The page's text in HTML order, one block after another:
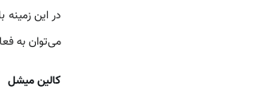
می‌توان به
کالین‏ میشل